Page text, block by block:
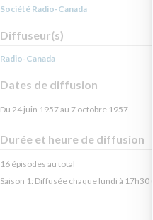
Société Radio-Canada
Diffuseur(s)
Radio-Canada
Dates de diffusion
Du 24 juin 1957 au 7 octobre 1957
Durée et heure de diffusion
16 épisodes au total
Saison 1: Diffusée chaque lundi à 17h30